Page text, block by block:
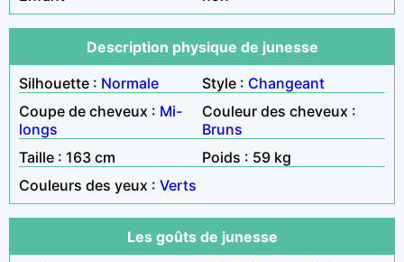
Description physique de junesse
Silhouette : Normale Style : Changeant
Coupe de cheveux : Mi-
longs
Couleur des cheveux :
Bruns
Taille : 163 cm
Poids : 59 kg
Couleurs des yeux : Verts
Les goûts de junesse